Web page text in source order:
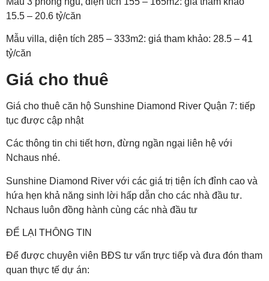
15.5 – 20.6 tỷ/căn
Mẫu villa, diện tích 285 – 333m2: giá tham khảo: 28.5 – 41
tỷ/căn
Giá cho thuê
Giá cho thuê căn hộ Sunshine Diamond River Quận 7: tiếp
tục được cập nhật
Các thông tin chi tiết hơn, đừng ngần ngại liên hệ với
Nchaus nhé.
Sunshine Diamond River với các giá trị tiện ích đỉnh cao và
hứa hẹn khả năng sinh lời hấp dẫn cho các nhà đầu tư.
Nchaus luôn đồng hành cùng các nhà đầu tư
ĐỂ LẠI THÔNG TIN
Để được chuyên viên BĐS tư vấn trực tiếp và đưa đón tham
quan thực tế dự án: